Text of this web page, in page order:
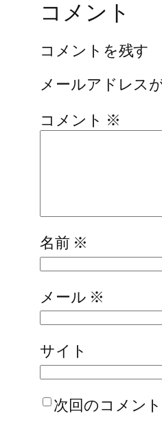
コメント
コメントを残す
メールアドレス
コメント ※
名前 ※
メール ※
サイト
次回のコメン